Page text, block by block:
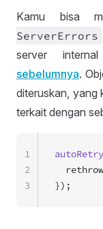
Kamu bisa
ServerErrors
server
sebelumnya.
diteruskan, yang
terkait dengan
autoRetry
});
1
2
3